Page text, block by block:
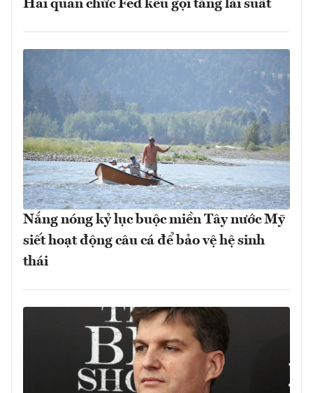
Hai quan chức Fed kêu gọi tăng lãi suất
Nắng nóng kỷ lục buộc miền Tây nước Mỹ
siết hoạt động câu cá để bảo vệ hệ sinh
thái